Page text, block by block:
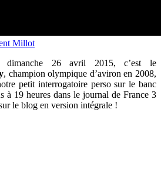
Millot
dimanche 26 avril 2015, c’est le
, champion olympique d’aviron en 2008,
petit interrogatoire perso sur le banc
à 19 heures dans le journal de France 3
le blog en version intégrale !